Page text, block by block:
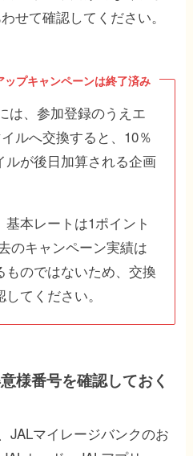
せて確認してください。
プキャンペーンは終了済み
は、参加登録のうえエ
ルへ交換すると、10％
が後日加算される企画
本レートは1ポイント
のキャンペーン実績は
のではないため、交換
てください。
様番号を確認しておく
JALマイレージバンクのお